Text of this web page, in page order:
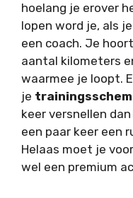
hoelang je erover
lopen word je, als
een coach. Je
aantal kilometers
waarmee je loopt.
je
keer versnellen
een paar keer een
Helaas moet je
wel een premium